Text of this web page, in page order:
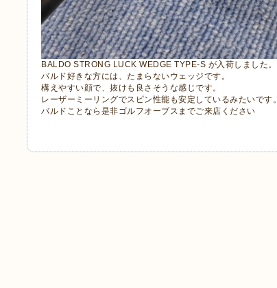
BALDO STRONG LUCK WEDGE TYPE-S が入荷しました。
バルド好きな方には、たまらないウェッジです。
構えやすい顔で、抜けも良さそうな感じです。
レーザーミーリングでスピン性能も安定しているみたいです。
バルドことなら是非ゴルフオーブスまでご来店ください